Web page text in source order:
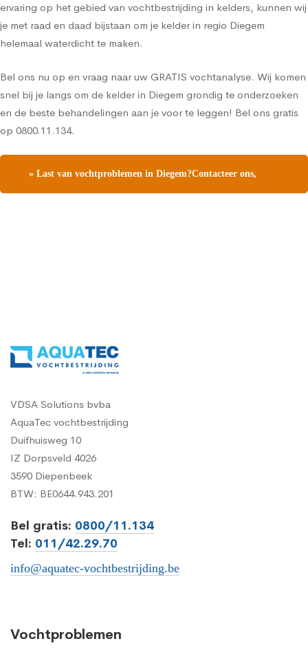
ervaring op het gebied van vochtbestrijding in kelders, kunnen wij
je met raad en daad bijstaan om je kelder in regio Diegem
helemaal waterdicht te maken.
Bel ons nu op en vraag naar uw GRATIS vochtanalyse. Wij komen
snel bij je langs om de kelder in Diegem grondig te onderzoeken
en de beste behandelingen aan je voor te leggen! Bel ons gratis
op 0800.11.134.
» Last van vochtproblemen in Diegem?Contacteer ons,
VDSA Solutions bvba
AquaTec vochtbestrijding
Duifhuisweg 10
IZ Dorpsveld 4026
3590 Diepenbeek
BTW: BE0644.943.201
Bel gratis: 0800/11.134
Tel: 011/42.29.70
info@aquatec-vochtbestrijding.be
Vochtproblemen